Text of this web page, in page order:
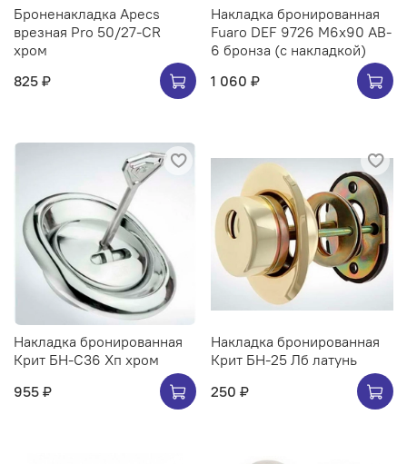
Броненакладка Apecs
врезная Pro 50/27-CR
хром
825 ₽
Накладка бронированная
Fuaro DEF 9726 M6x90 AB-
6 бронза (с накладкой)
1 060 ₽
Накладка бронированная
Крит БН-С36 Хп хром
955 ₽
Накладка бронированная
Крит БН-25 Лб латунь
250 ₽